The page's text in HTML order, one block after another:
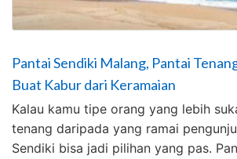
Pantai Sendiki Malang, Pantai
Buat Kabur dari Keramaian
Kalau kamu tipe orang yang lebih
tenang daripada yang ramai
Sendiki bisa jadi pilihan yang pas.